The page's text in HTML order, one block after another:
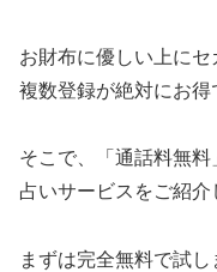
お財布に優しい上に
複数登録が絶対にお得
そこで、「通話料無
占いサービスをご紹介
まずは完全無料で試